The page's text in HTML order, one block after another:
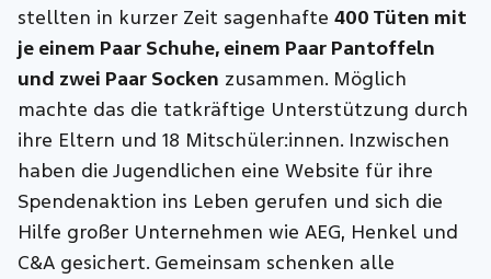
stellten in kurzer Zeit sagenhafte400 Tüten mit
je einem Paar Schuhe, einem Paar Pantoffeln
und zwei Paar Socken zusammen. Möglich
machte das die tatkräftige Unterstützung durch
ihre Eltern und 18 Mitschüler:innen. Inzwischen
haben die Jugendlichen eine Website für ihre
Spendenaktion ins Leben gerufen und sich die
Hilfe großer Unternehmen wie AEG, Henkel und
C&A gesichert. Gemeinsam schenken alle